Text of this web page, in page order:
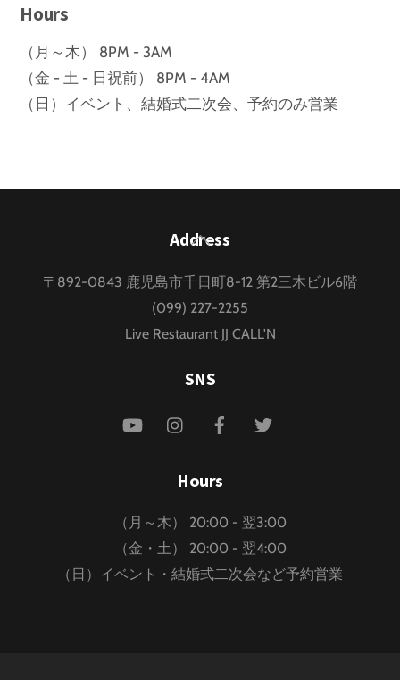
Hours
（月～木） 8PM - 3AM
（金 - 土 - 日祝前） 8PM - 4AM
（日）イベント、結婚式二次会、予約のみ営業
Back
Top
Address
〒892-0843 鹿児島市千日町8-12 第2三木ビル6階
(099) 227-2255
Live Restaurant JJ CALL'N
SNS
YouTube Instagram
Hours
（月～木） 20:00 - 翌3:00
（金・土） 20:00 - 翌4:00
（日）イベント・結婚式二次会など予約営業